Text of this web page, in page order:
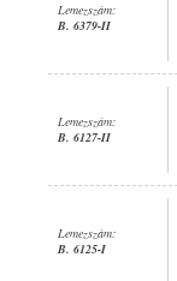
Lemezszám:
B. 6379-II
Lemezszám:
B. 6127-II
Lemezszám:
B. 6125-I